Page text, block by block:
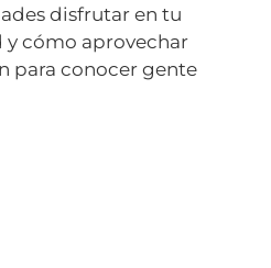
disfrutar en tu
y cómo aprovechar
para conocer gente